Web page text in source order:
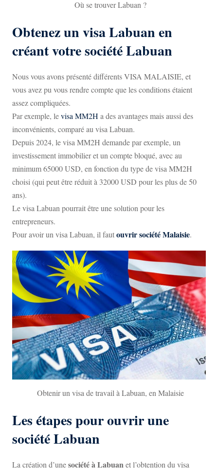
Où se trouver Labuan ?
Obtenez un visa Labuan en
créant votre société Labuan
Nous vous avons présenté différents VISA MALAISIE, et
vous avez pu vous rendre compte que les conditions étaient
assez compliquées.
Par exemple, levisa MM2H a des avantages mais aussi des
inconvénients, comparé au visa Labuan.
Depuis 2024, le visa MM2H demande par exemple, un
investissement immobilier et un compte bloqué, avec au
minimum 65000 USD, en fonction du type de visa MM2H
choisi (qui peut être réduit à 32000 USD pour les plus de 50
ans).
Le visa Labuan pourrait être une solution pour les
entrepreneurs.
Pour avoir un visa Labuan, il fautouvrir société Malaisie.
Obtenir un visa de travail à Labuan, en Malaisie
Les étapes pour ouvrir une
société Labuan
La création d’unesociété à Labuanet l’obtention du visa